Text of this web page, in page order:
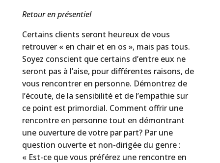
Retour en présentiel
Certains clients seront heureux de vous
retrouver « en chair et en os », mais pas tous.
Soyez conscient que certains d’entre eux ne
seront pas à l’aise, pour différentes raisons, de
vous rencontrer en personne. Démontrez de
l’écoute, de la sensibilité et de l’empathie sur
ce point est primordial. Comment offrir une
rencontre en personne tout en démontrant
une ouverture de votre par part? Par une
question ouverte et non-dirigée du genre :
« Est-ce que vous préférez une rencontre en